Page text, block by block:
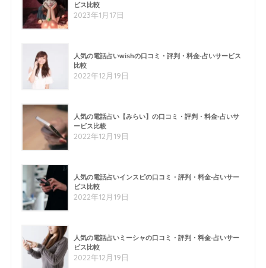
ビス比較
2023年1月17日
人気の電話占いwishの口コミ・評判・料金-占いサービス
比較
2022年12月19日
人気の電話占い【みらい】の口コミ・評判・料金-占いサ
ービス比較
2022年12月19日
人気の電話占いインスピの口コミ・評判・料金-占いサー
ビス比較
2022年12月19日
人気の電話占いミーシャの口コミ・評判・料金-占いサー
ビス比較
2022年12月19日